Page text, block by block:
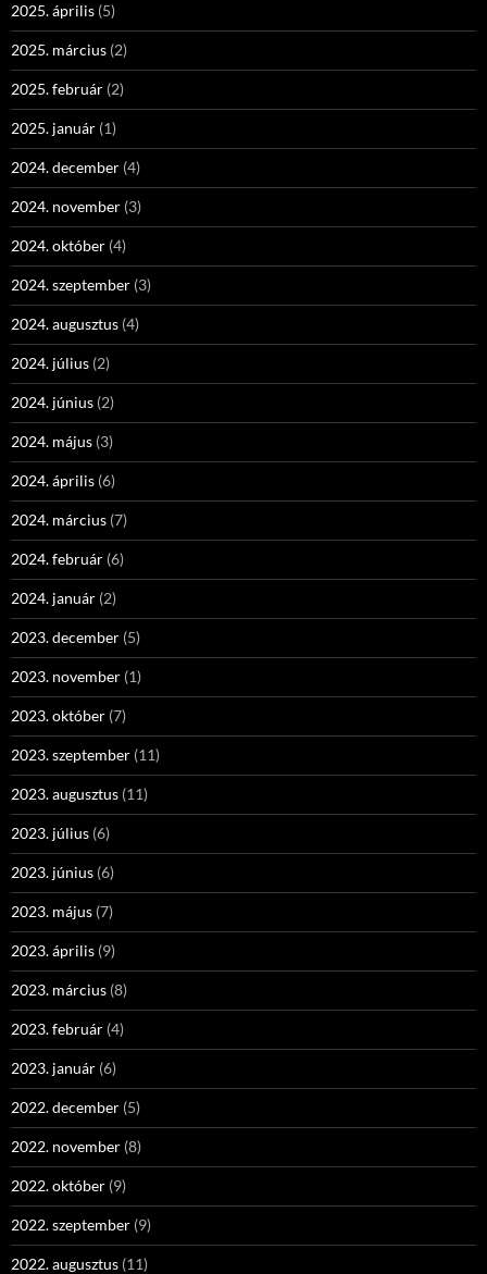
2025. április (5)
2025. március (2)
2025. február (2)
2025. január (1)
2024. december (4)
2024. november (3)
2024. október (4)
2024. szeptember (3)
2024. augusztus (4)
2024. július (2)
2024. június (2)
2024. május (3)
2024. április (6)
2024. március (7)
2024. február (6)
2024. január (2)
2023. december (5)
2023. november (1)
2023. október (7)
2023. szeptember (11)
2023. augusztus (11)
2023. július (6)
2023. június (6)
2023. május (7)
2023. április (9)
2023. március (8)
2023. február (4)
2023. január (6)
2022. december (5)
2022. november (8)
2022. október (9)
2022. szeptember (9)
2022. augusztus (11)